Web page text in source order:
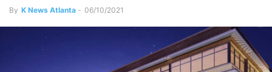
By K News Atlanta - 06/10/2021